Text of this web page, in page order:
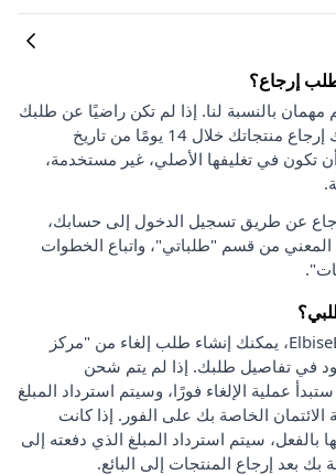
إرجاع؟
مهمان بالنسبة لنا. إذا لم تكن راضيًا عن طلبك
لأي سبب كان، يمكنك إرجاع منتجاتك خلال 14 يومًا من تاريخ
تكون في تغليفها الأصلي، غير مستخدمة،
عن طريق تسجيل الدخول إلى حسابك،
من قسم "طلباتي"، واتباع الخطوات
لإلغاء طلبك على ElbiseBul، يمكنك إنشاء طلب إلغاء من "مركز
في تفاصيل طلبك. إذا لم يتم شحن
عملية الإلغاء فورًا، وسيتم استرداد المبلغ
الائتمان الخاصة بك على الفور. إذا كانت
بالفعل، سيتم استرداد المبلغ الذي دفعته إلى
بك بعد إرجاع المنتجات إلى البائع.